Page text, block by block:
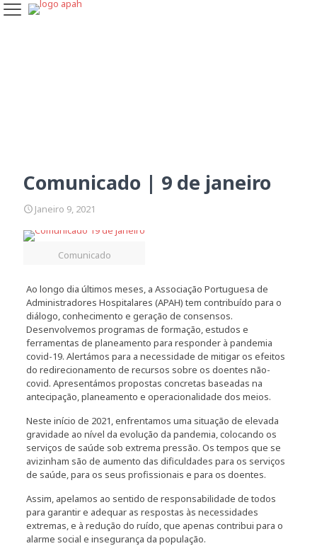
Comunicado | 9 de janeiro
Janeiro 9, 2021
Comunicado
Ao longo dia últimos meses, a Associação Portuguesa de
Administradores Hospitalares (APAH) tem contribuído para o
diálogo, conhecimento e geração de consensos.
Desenvolvemos programas de formação, estudos e
ferramentas de planeamento para responder à pandemia
covid-19. Alertámos para a necessidade de mitigar os efeitos
do redirecionamento de recursos sobre os doentes não-
covid. Apresentámos propostas concretas baseadas na
antecipação, planeamento e operacionalidade dos meios.
Neste início de 2021, enfrentamos uma situação de elevada
gravidade ao nível da evolução da pandemia, colocando os
serviços de saúde sob extrema pressão. Os tempos que se
avizinham são de aumento das dificuldades para os serviços
de saúde, para os seus profissionais e para os doentes.
Assim, apelamos ao sentido de responsabilidade de todos
para garantir e adequar as respostas às necessidades
extremas, e à redução do ruído, que apenas contribui para o
alarme social e insegurança da população.